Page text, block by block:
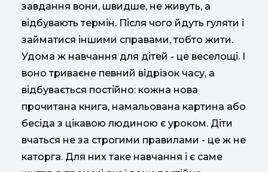
завдання вони, швидше, не живуть, а
відбувають термін. Після чого йдуть гуляти і
займатися іншими справами, тобто жити.
Удома ж навчання для дітей - це веселощі. І
воно триваєне певний відрізок часу, а
відбувається постійно: кожна нова
прочитана книга, намальована картина або
бесіда з цікавою людиною є уроком. Діти
вчаться не за строгими правилами - це ж не
каторга. Для них таке навчання і є саме